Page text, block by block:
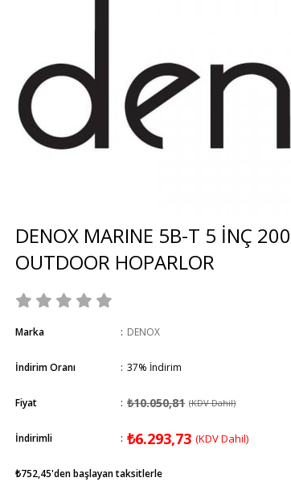
DENOX MARINE 5B-T 5 İNÇ
OUTDOOR HOPARLOR
Marka : DENOX
İndirim Oranı : %
37 İndirim
Fiyat : ₺10.050,81 (KDV Dahil)
İndirimli : ₺6.293,73 (KDV Dahil)
₺752,45'den başlayan taksitlerle